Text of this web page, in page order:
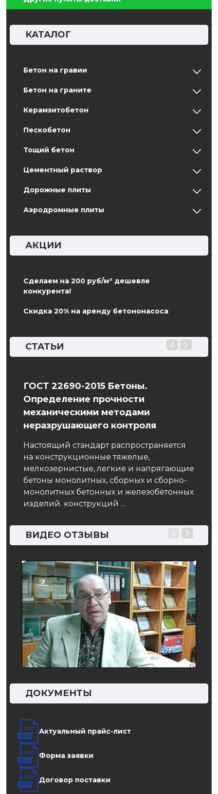
КАТАЛОГ
Бетон на гравии
Бетон на граните
Керамзитобетон
Пескобетон
Тощий бетон
Цементный раствор
Дорожные плиты
Аэродромные плиты
АКЦИИ
Сделаем на 200 руб/м³ дешевле
конкурента!
Скидка 20% на аренду бетононасоса
СТАТЬИ
ГОСТ 22690-2015 Бетоны.
Определение прочности
механическими методами
неразрушающего контроля
Настоящий стандарт распространяется
на конструкционные тяжелые,
мелкозернистые, легкие и напрягающие
бетоны монолитных, сборных и сборно-
монолитных бетонных и железобетонных
изделий. конструкций …
ВИДЕО ОТЗЫВЫ
ДОКУМЕНТЫ
Актуальный прайс-лист
Форма заявки
Договор поставки